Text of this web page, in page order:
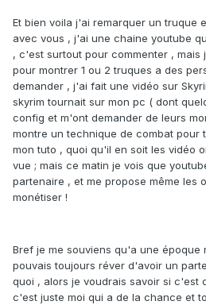
Et bien voila j'ai remarquer un truque
avec vous , j'ai une chaine youtube
, c'est surtout pour commenter ,
pour montrer 1 ou 2 truques a des
demander , j'ai fait une vidéo sur
skyrim tournait sur mon pc ( dont
config et m'ont demander de leurs
montre un technique de combat pour
mon tuto , quoi qu'il en soit les vidéo
vue ; mais ce matin je vois que
partenaire , et me propose même les
monétiser !
Bref je me souviens qu'a une époque
pouvais toujours réver d'avoir un
quoi , alors je voudrais savoir si c'est
c'est juste moi qui a de la chance et